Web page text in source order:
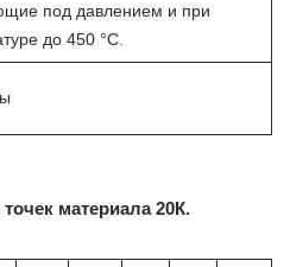
под давлением и при
до 450 °С.
материала 20К.